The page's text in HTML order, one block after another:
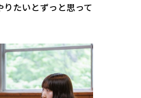
たいとずっと思って